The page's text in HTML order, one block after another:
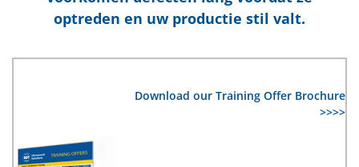
optreden en uw productie stil valt.
Download our Training Offer Brochure
>>>>